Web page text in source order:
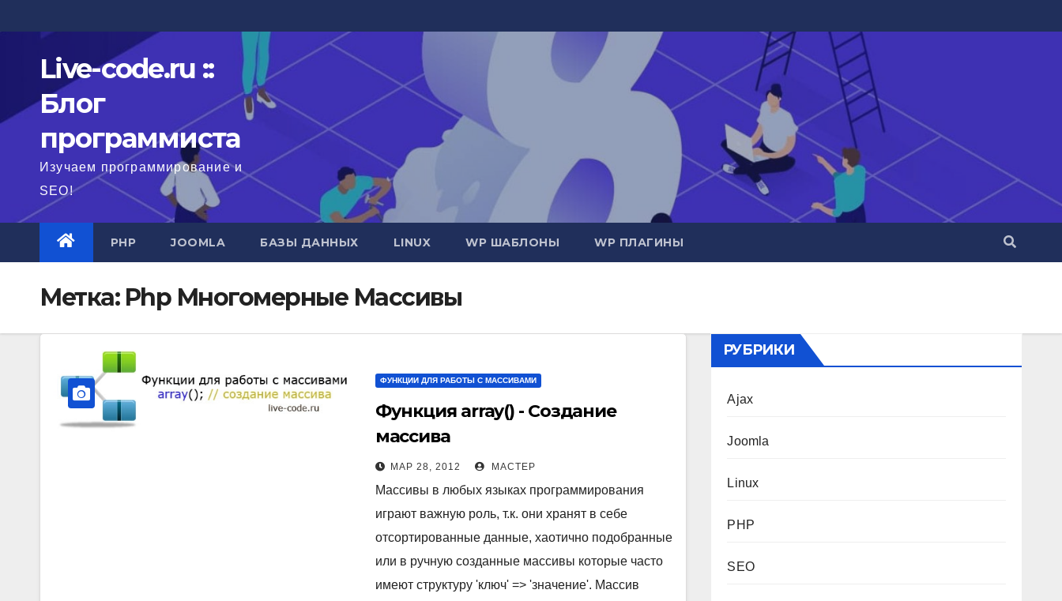
к
содержимомуLive-code.ru ::
Блог
программиста
Изучаем программирование и
SEO!
PHP JOOMLA БАЗЫ ДАННЫХ LINUX WP ШАБЛОНЫ WP ПЛАГИНЫ
Метка: Php Многомерные Массивы
ФУНКЦИИ ДЛЯ РАБОТЫ С МАССИВАМИ
Функция array() - Создание
массива
МАР 28, 2012 МАСТЕР
Массивы в любых языках программирования
играют важную роль, т.к. они хранят в себе
отсортированные данные, хаотично подобранные
или в ручную созданные массивы которые часто
имеют структуру 'ключ' => 'значение'. Массив
РУБРИКИ
Ajax
Joomla
Linux
PHP
SEO